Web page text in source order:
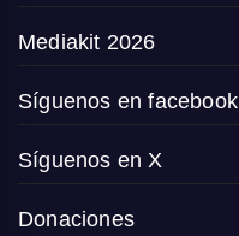
Mediakit 2026
Síguenos en facebook
Síguenos en X
Donaciones